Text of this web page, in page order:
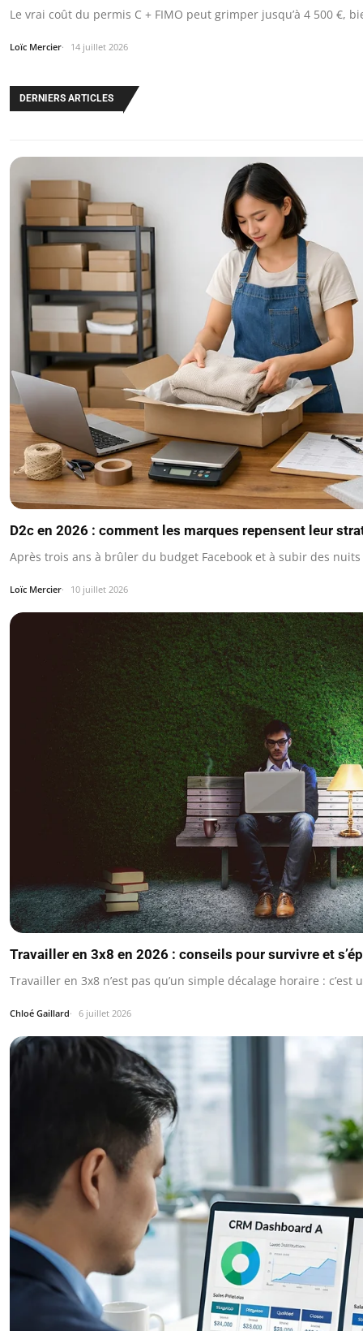
Le vrai coût du permis C + FIMO peut grimper jusqu’à 4 500 €,
Loïc Mercier 14 juillet 2026
DERNIERS ARTICLES
D2c en 2026 : comment les marques repensent leur
Après trois ans à brûler du budget Facebook et à subir des
Loïc Mercier 10 juillet 2026
Travailler en 3x8 en 2026 : conseils pour survivre et
Travailler en 3x8 n’est pas qu’un simple décalage horaire :
Chloé Gaillard 6 juillet 2026